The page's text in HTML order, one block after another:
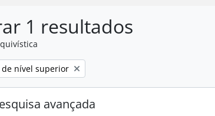
1 resultados
de nível superior
avançada